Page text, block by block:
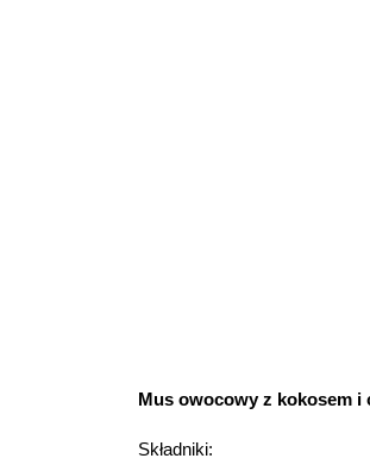
Mus owocowy z kokosem i
Składniki: